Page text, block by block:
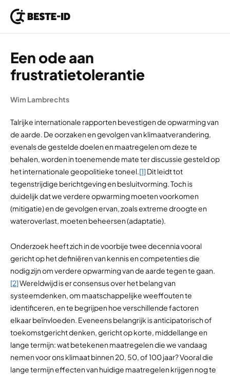
Een ode aan
frustratietolerantie
Wim Lambrechts
Talrijke internationale rapporten bevestigen de opwarming van
de aarde. De oorzaken en gevolgen van klimaatverandering,
evenals de gestelde doelen en maatregelen om deze te
behalen, worden in toenemende mate ter discussie gesteld op
het internationale geopolitieke toneel.[1]Dit leidt tot
tegenstrijdige berichtgeving en besluitvorming. Toch is
duidelijk dat we verdere opwarming moeten voorkomen
(mitigatie) en de gevolgen ervan, zoals extreme droogte en
wateroverlast, moeten beheersen (adaptatie).
Onderzoek heeft zich in de voorbije twee decennia vooral
gericht op het definiëren van kennis en competenties die
nodig zijn om verdere opwarming van de aarde tegen te gaan.
[2]Wereldwijd is er consensus over het belang van
systeemdenken, om maatschappelijke weeffouten te
identificeren, en te begrijpen hoe verschillende factoren
elkaar beïnvloeden. Eveneens belangrijk is anticipatorisch of
toekomstgericht denken, gericht op korte, middellange en
lange termijn: wat betekenen maatregelen die we vandaag
nemen voor ons klimaat binnen 20, 50, of 100 jaar? Vooral die
lange termijn effecten van huidige maatregelen krijgen nog te